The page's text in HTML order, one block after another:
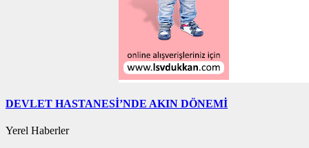
DEVLET HASTANESİ’NDE AKIN DÖNEMİ
Yerel Haberler